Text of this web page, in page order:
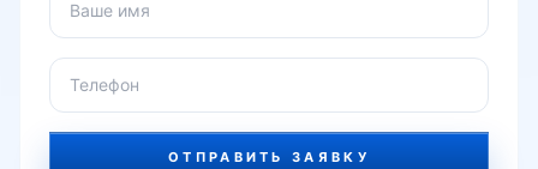
метро Минор
ОТПРАВИТЬ ЗАЯВКУ